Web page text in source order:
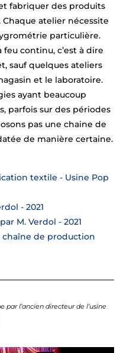
fabriquer des produits
atelier nécessite
particulière.
continu, c’est à dire
sauf quelques ateliers
et le laboratoire.
ayant beaucoup
parfois sur des périodes
pas une chaine de
de manière certaine.
textile - Usine Pop
- 2021
M. Verdol - 2021
chaîne de production
l’ancien directeur de l’usine